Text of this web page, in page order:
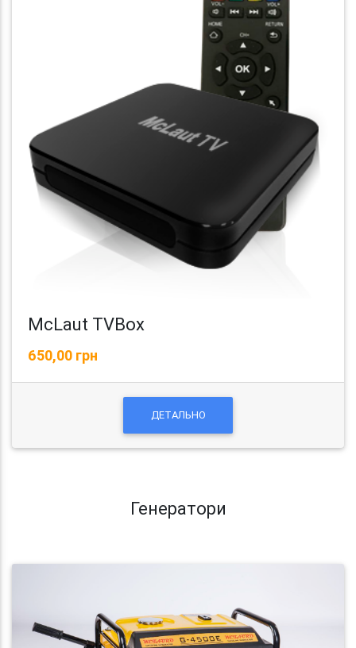
McLaut TVBox
650,00 грн
ДЕТАЛЬНО
Генератори